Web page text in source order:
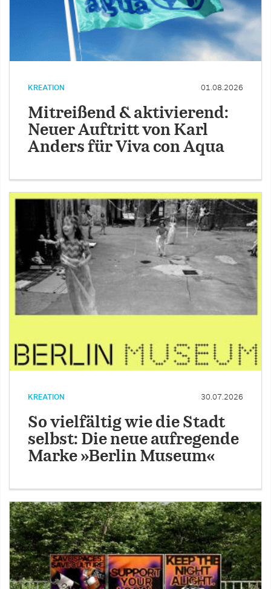
KREATION 01.08.2026
Mitreißend & aktivierend:
Neuer Auftritt von Karl
Anders für Viva con Aqua
KREATION 30.07.2026
So vielfältig wie die Stadt
selbst: Die neue aufregende
Marke »Berlin Museum«